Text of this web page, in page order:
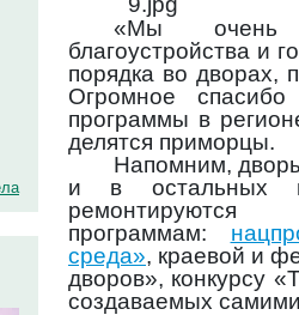
«Мы очень
благоустройства и
порядка во дворах,
Огромное
программы в
делятся приморцы.
Напомним,
и в остальных
программам:
среда», краевой и
дворов», конкурсу
создаваемых